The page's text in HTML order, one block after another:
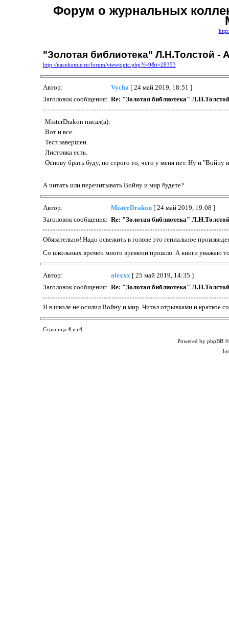
Форум о журнальных
"Золотая библиотека" Л.Н.Толстой -
http://nacekomie.ru/forum/viewtopic.php?f=9&t=28353
Автор: Vycha[ 24 май 2019, 18:51 ]
Заголовок сообщения: Re: "Золотая библиотека"
MisterDrakon писал(а):
Вот и все.
Тест завершен.
Листовка есть.
Основу брать буду, но строго то, чего у меня нет. Ну и "Войну
А читать или перечитывать Войну и мир будете?
Автор: MisterDrakon[ 24 май 2019, 19:08 ]
Заголовок сообщения: Re: "Золотая библиотека"
Обязательно! Надо освежить в голове это гениальное
Со школьных времен много времени прошло. А книги уважаю
Автор: alexxx [ 25 май 2019, 14:35 ]
Заголовок сообщения: Re: "Золотая библиотека"
Я в школе не осилил Войну и мир. Читал отрывками и краткое
Страница 4из 4
Powered by phpBB